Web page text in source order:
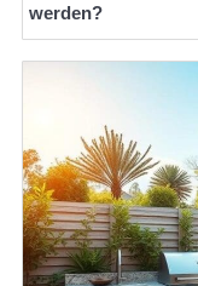
werden?